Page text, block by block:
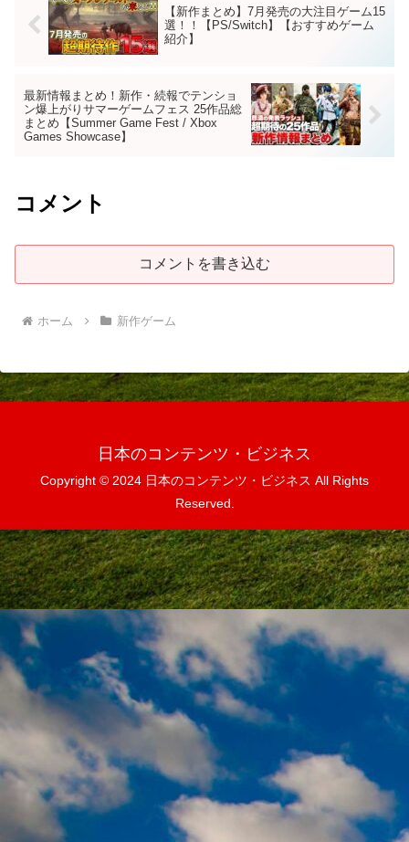
【新作まとめ】7月発売の大注目ゲーム15
選！！【PS/Switch】【おすすめゲーム
紹介】
最新情報まとめ！新作・続報でテンショ
ン爆上がりサマーゲームフェス 25作品総
まとめ【Summer Game Fest / Xbox
Games Showcase】
コメント
コメントを書き込む
ホーム 新作ゲーム
日本のコンテンツ・ビジネス
Copyright © 2024 日本のコンテンツ・ビジネス All Rights
Reserved.